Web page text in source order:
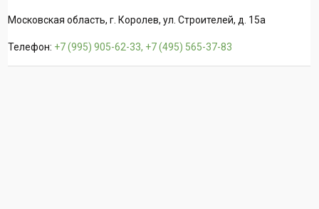
Московская область, г. Королев, ул. Строителей, д. 15а
Телефон: +7 (995) 905-62-33, +7 (495) 565-37-83